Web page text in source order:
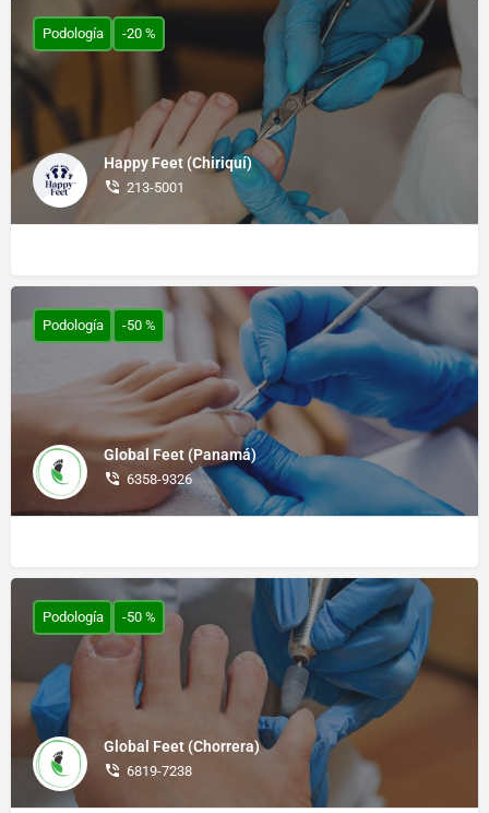
Happy Feet (Chiriquí)
213-5001
Podología -20 %
Global Feet (Panamá)
6358-9326
Podología -50 %
Global Feet (Chorrera)
6819-7238
Podología -50 %